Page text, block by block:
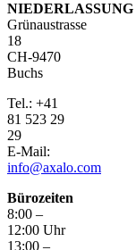
NIEDERLASSUNG
Grünaustrasse
18
CH-9470
Buchs
Tel.: +41
81 523 29
29
E-Mail:
info@axalo.com
Bürozeiten
8:00 –
12:00 Uhr
13:00 –